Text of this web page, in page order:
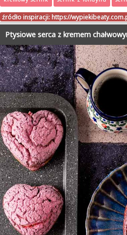
źródło inspiracji: https://
Ptysiowe serca z kremem